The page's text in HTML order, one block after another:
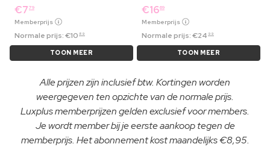
€7 79
Memberprijs
Normale prijs:€10 89
TOON MEER
€1669
Memberprijs
Normale prijs:€24 99
TOON MEER
Alle prijzen zijn inclusief btw. Kortingen worden
weergegeven ten opzichte van de normale prijs.
Luxplus memberprijzen gelden exclusief voor members.
Je wordt member bij je eerste aankoop tegen de
memberprijs. Het abonnement kost maandelijks €8,95.